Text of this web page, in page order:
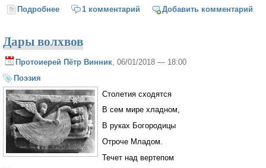
Подробнее о Я на жизнь совсем не нарекаю
1 комментарий Добавить комментарий
Дары волхвов
Протоиерей Пётр Винник, 06/01/2018 — 18:00
Поэзия
Столетия сходятся
В сем мире хладном,
В руках Богородицы
Отроче Младом.
Течет над вертепом